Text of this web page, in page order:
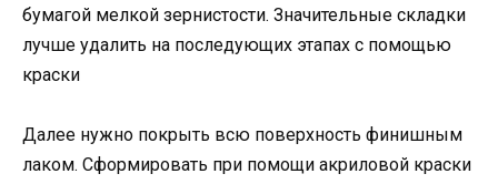
бумагой мелкой зернистости. Значительные складки
лучше удалить на последующих этапах с помощью
краски
Далее нужно покрыть всю поверхность финишным
лаком. Сформировать при помощи акриловой краски